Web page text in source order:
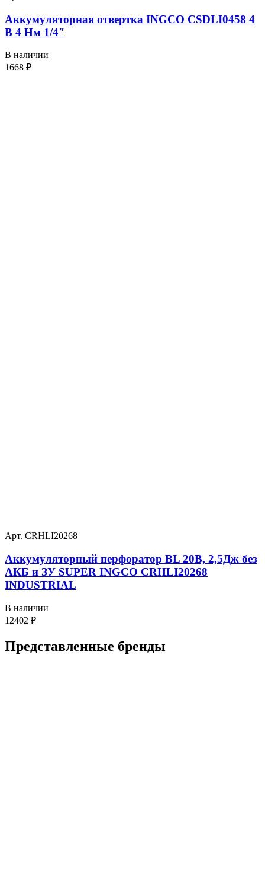
Аккумуляторная отвертка INGCO CSDLI0458 4
В 4 Нм 1/4″
В наличии
1668 ₽
Арт. CRHLI20268
Аккумуляторный перфоратор BL 20В, 2,5Дж без
АКБ и ЗУ SUPER INGCO CRHLI20268
INDUSTRIAL
В наличии
12402 ₽
Представленные бренды